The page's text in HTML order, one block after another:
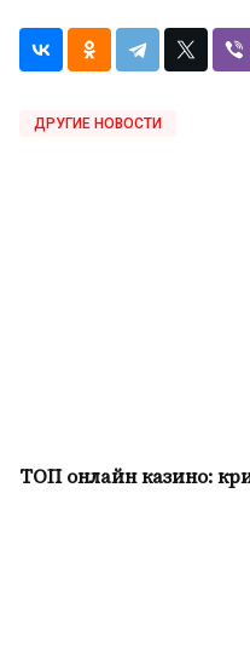
ДРУГИЕ НОВОСТИ
ТОП онлайн казино: